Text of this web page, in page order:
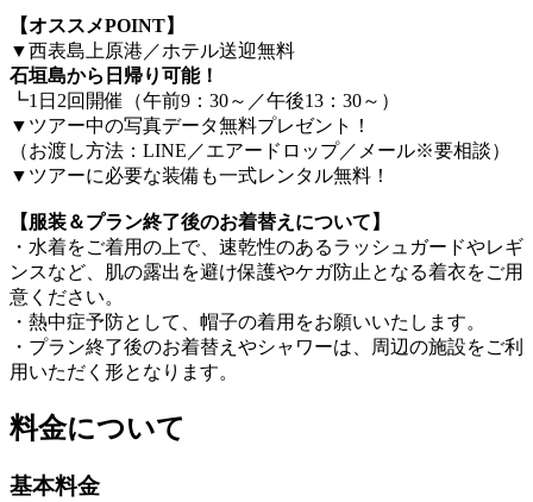
【オススメPOINT】
▼西表島上原港／ホテル送迎無料
石垣島から日帰り可能！
┗1日2回開催（午前9：30～／午後13：30～）
▼ツアー中の写真データ無料プレゼント！
（お渡し方法：LINE／エアードロップ／メール※要相談）
▼ツアーに必要な装備も一式レンタル無料！
【服装＆プラン終了後のお着替えについて】
・水着をご着用の上で、速乾性のあるラッシュガードやレギ
ンスなど、肌の露出を避け保護やケガ防止となる着衣をご用
意ください。
・熱中症予防として、帽子の着用をお願いいたします。
・プラン終了後のお着替えやシャワーは、周辺の施設をご利
用いただく形となります。
料金について
基本料金